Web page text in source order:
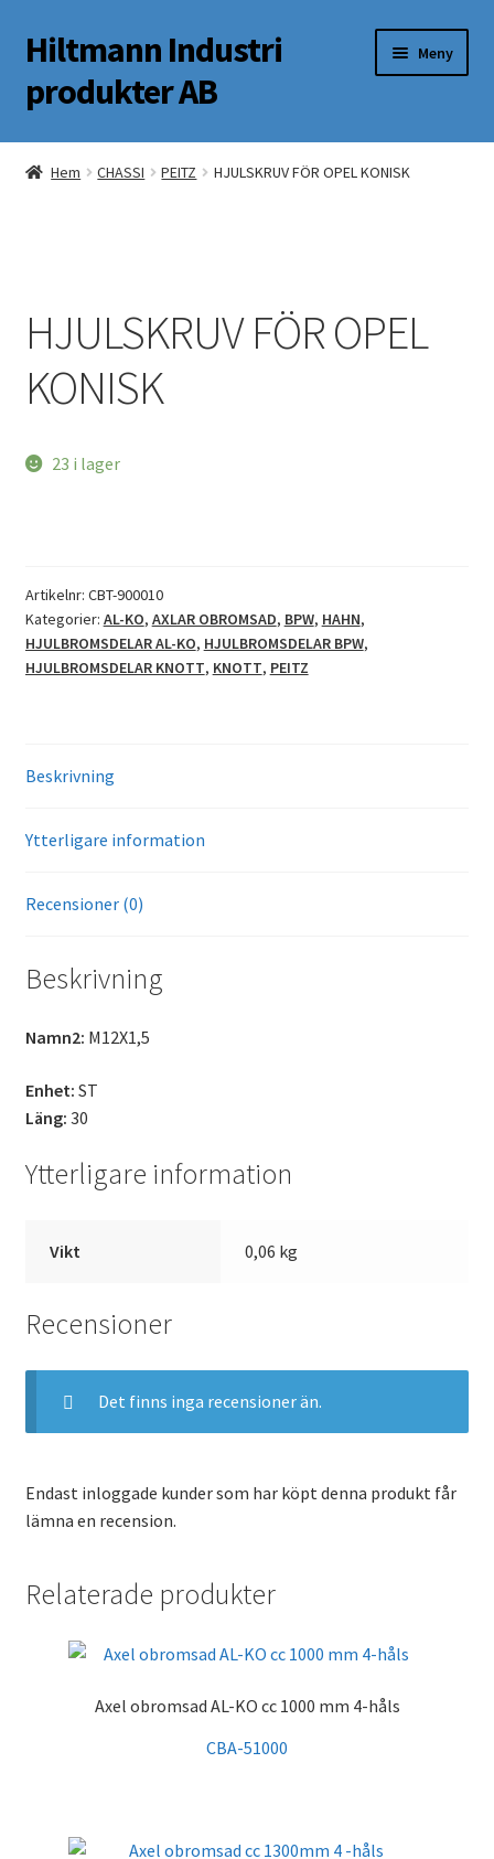
Hoppa
till
navigering
Hoppa
till
innehåll
Hiltmann Industri
produkter AB
Meny
Butik
Hem CHASSI PEITZ HJULSKRUV FÖR OPEL KONISK
HJULSKRUV FÖR OPEL
KONISK
23 i lager
Artikelnr: CBT-900010
Kategorier: AL-KO, AXLAR OBROMSAD, BPW, HAHN,
HJULBROMSDELAR AL-KO, HJULBROMSDELAR BPW,
HJULBROMSDELAR KNOTT, KNOTT, PEITZ
Beskrivning
Ytterligare information
Recensioner (0)
Beskrivning
Namn2: M12X1,5
Enhet: ST
Läng: 30
Ytterligare information
Vikt 0,06 kg
Recensioner
Det finns inga recensioner än.
Endast inloggade kunder som har köpt denna produkt får
lämna en recension.
Relaterade produkter
Axel obromsad AL-KO cc 1000 mm 4-håls
CBA-51000